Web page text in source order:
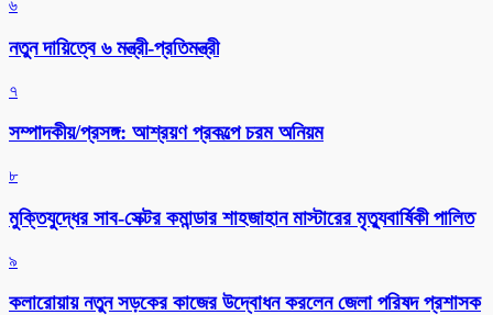
৬
নতুন দায়িত্বে ৬ মন্ত্রী-প্রতিমন্ত্রী
৭
সম্পাদকীয়/প্রসঙ্গ: আশ্রয়ণ প্রকল্পে চরম অনিয়ম
৮
মুক্তিযুদ্ধের সাব-সেক্টর কমান্ডার শাহজাহান মাস্টারের মৃত্যুবার্ষিকী পালিত
৯
কলারোয়ায় নতুন সড়কের কাজের উদ্বোধন করলেন জেলা পরিষদ প্রশাসক